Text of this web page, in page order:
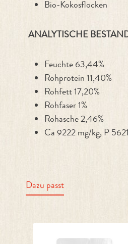
Bio-Kokosflocken
ANALYTISCHE
Feuchte 63,44%
Rohprotein 11,40%
Rohfett 17,20%
Rohfaser 1%
Rohasche 2,46%
Ca 9222 mg/kg, P
Dazu passt